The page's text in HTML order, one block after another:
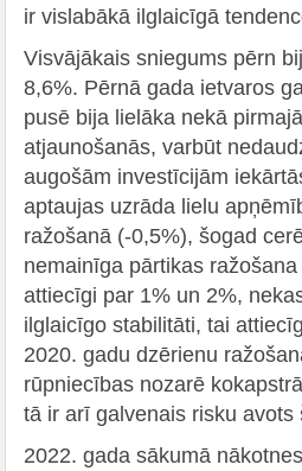
ir vislabākā ilglaicīgā
Visvājākais sniegums pērn
8,6%. Pērnā gada ietvaros
pusē bija lielāka nekā
atjaunošanās, varbūt
augošām investīcijām
aptaujas uzrāda lielu
ražošanā (-0,5%), šogad
nemainīga pārtikas
attiecīgi par 1% un 2%,
ilglaicīgo stabilitāti, tai
2020. gadu dzērienu
rūpniecības nozarē
tā ir arī galvenais risku avots
2022. gada sākumā